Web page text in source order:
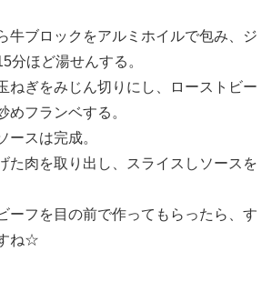
牛ブロックをアルミホイルで包み、ジ
分ほど湯せんする。
ねぎをみじん切りにし、ローストビー
めフランベする。
スは完成。
た肉を取り出し、スライスしソースを
ーフを目の前で作ってもらったら、す
ね☆